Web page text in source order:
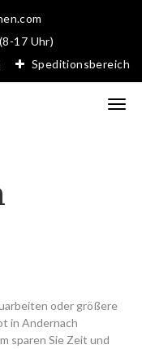
17 Uhr)
Speditionsbereich
oder größere
in Andernach
sparen Sie Zeit und